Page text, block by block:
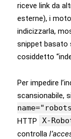
riceve link da
esterne), i
indicizzarla,
snippet basato
cosiddetto
Per impedire
scansionabile,
HTTP
X-
controlla